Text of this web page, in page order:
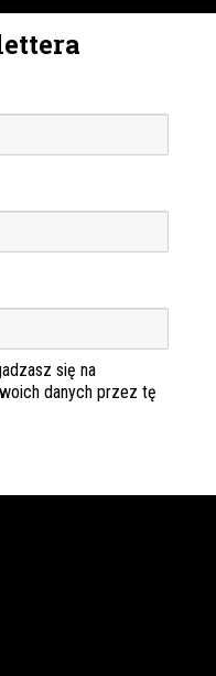
się na
danych przez tę